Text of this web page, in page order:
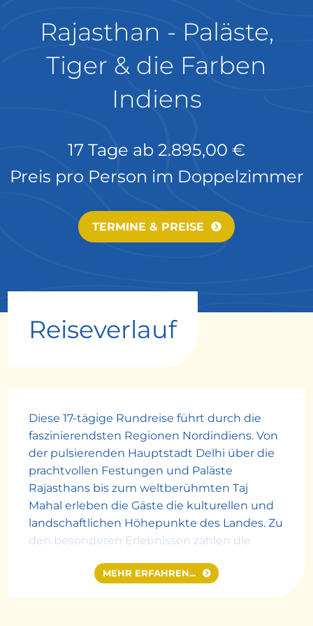
Rajasthan - Paläste,
Tiger & die Farben
Indiens
17 Tage ab 2.895,00 €
Preis pro Person im Doppelzimmer
TERMINE & PREISE
Reiseverlauf
Diese 17-tägige Rundreise führt durch die
faszinierendsten Regionen Nordindiens. Von
der pulsierenden Hauptstadt Delhi über die
prachtvollen Festungen und Paläste
Rajasthans bis zum weltberühmten Taj
Mahal erleben die Gäste die kulturellen und
landschaftlichen Höhepunkte des Landes. Zu
den besonderen Erlebnissen zählen die
die blaue Stadt Jodhpur, die Seenstadt
MEHR ERFAHREN...